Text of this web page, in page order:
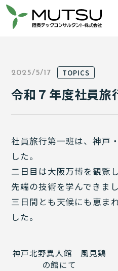
2025/5/17 TOPICS
令和７年度社員旅
社員旅行第一班は、神戸
した。
二日目は大阪万博を観覧
先端の技術を学んできまし
三日間とも天候にも恵ま
した。
神戸北野異人館 風見鶏
の館にて